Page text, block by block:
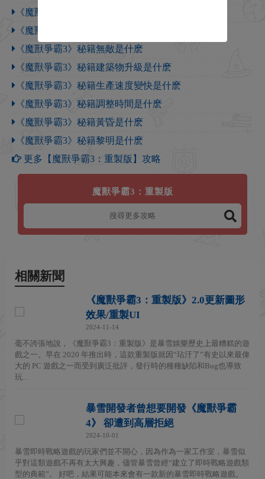
《魔獸爭霸3》作弊碼用不了
《魔獸爭霸3》作弊碼怎麽輸入
《魔獸爭霸3》秘籍無敵是什麽
《魔獸爭霸3》秘籍建築物升級是什麽
《魔獸爭霸3》秘籍生產速度變快是什麽
《魔獸爭霸3》秘籍調整時間是什麽
《魔獸爭霸3》秘籍黃昏是什麽
《魔獸爭霸3》秘籍黎明是什麽
更多【魔獸爭霸3：重製版】攻略
魔獸爭霸3：重製版
相關新聞
《魔獸爭霸3：重製版》2.0更新圖形
效果/重製UI
2024-11-14
毫不誇張地說，《魔獸爭霸3：重製版》是暴雪娛樂歷史上最糟糕的遊
戲之一。早在 2020 年推出時，這款重製版就因“玷汙了”有史以來最偉
大的 PC 遊戲之一而受到廣泛批評，發行時的種種缺陷和Bug也導致
玩...
暴雪開發者曾想要開發《魔獸爭霸
4》 卻遭到高層拒絕
2024-10-01
暴雪即時戰略遊戲的玩家們並不開心，因為作為一家工作室，暴雪似
乎對這類遊戲不再有太大興趣，儘管暴雪曾經“建立了即時戰略遊戲類
型的典範”。 好吧，結果可能本來會有一款新的暴雪即時戰略遊戲。